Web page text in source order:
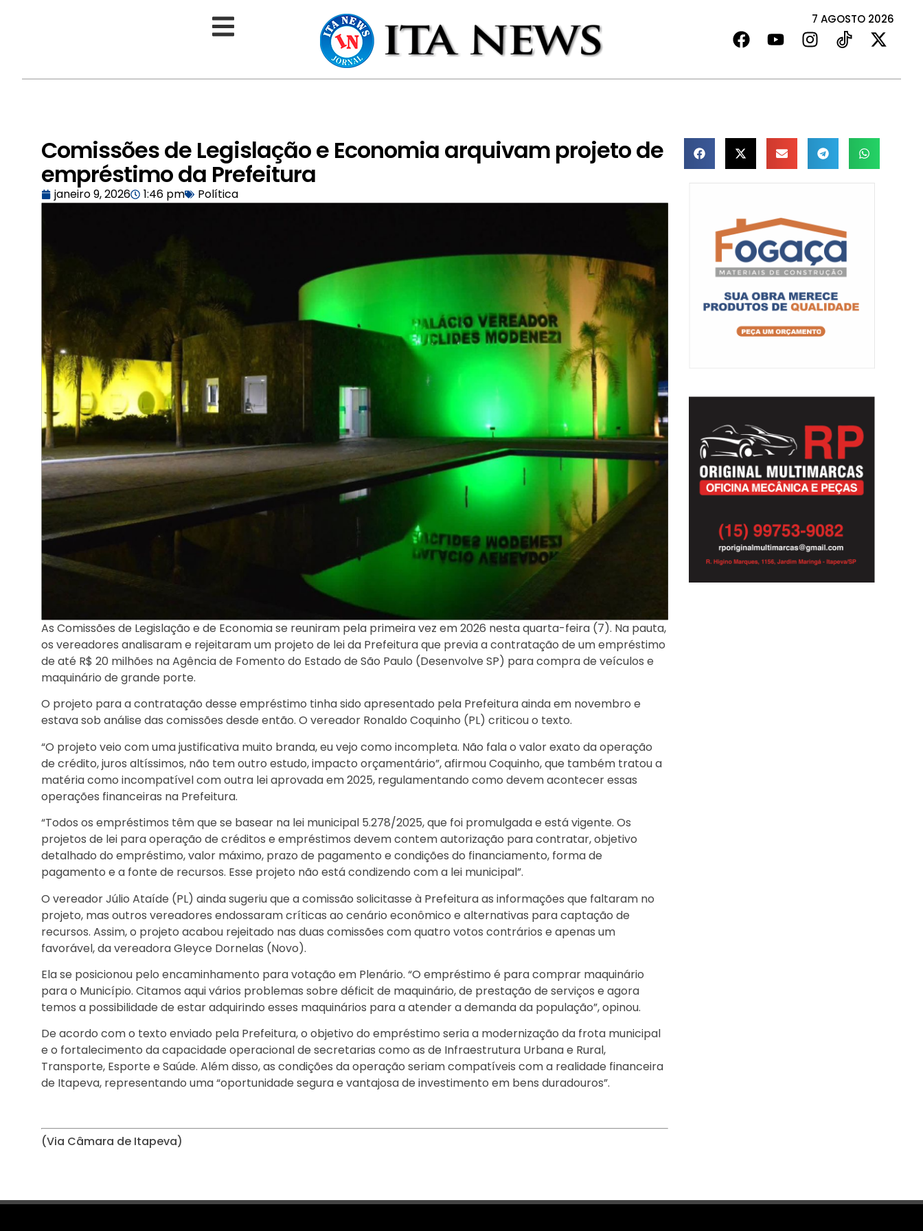
7 AGOSTO 2026
Comissões de Legislação e Economia arquivam projeto de
empréstimo da Prefeitura
janeiro 9, 2026 1:46 pm Política
As Comissões de Legislação e de Economia se reuniram pela primeira vez em 2026 nesta quarta-feira (7). Na pauta,
os vereadores analisaram e rejeitaram um projeto de lei da Prefeitura que previa a contratação de um empréstimo
de até R$ 20 milhões na Agência de Fomento do Estado de São Paulo (Desenvolve SP) para compra de veículos e
maquinário de grande porte.
O projeto para a contratação desse empréstimo tinha sido apresentado pela Prefeitura ainda em novembro e
estava sob análise das comissões desde então. O vereador Ronaldo Coquinho (PL) criticou o texto.
“O projeto veio com uma justificativa muito branda, eu vejo como incompleta. Não fala o valor exato da operação
de crédito, juros altíssimos, não tem outro estudo, impacto orçamentário”, afirmou Coquinho, que também tratou a
matéria como incompatível com outra lei aprovada em 2025, regulamentando como devem acontecer essas
operações financeiras na Prefeitura.
“Todos os empréstimos têm que se basear na lei municipal 5.278/2025, que foi promulgada e está vigente. Os
projetos de lei para operação de créditos e empréstimos devem contem autorização para contratar, objetivo
detalhado do empréstimo, valor máximo, prazo de pagamento e condições do financiamento, forma de
pagamento e a fonte de recursos. Esse projeto não está condizendo com a lei municipal”.
O vereador Júlio Ataíde (PL) ainda sugeriu que a comissão solicitasse à Prefeitura as informações que faltaram no
projeto, mas outros vereadores endossaram críticas ao cenário econômico e alternativas para captação de
recursos. Assim, o projeto acabou rejeitado nas duas comissões com quatro votos contrários e apenas um
favorável, da vereadora Gleyce Dornelas (Novo).
Ela se posicionou pelo encaminhamento para votação em Plenário. “O empréstimo é para comprar maquinário
para o Município. Citamos aqui vários problemas sobre déficit de maquinário, de prestação de serviços e agora
temos a possibilidade de estar adquirindo esses maquinários para a atender a demanda da população”, opinou.
De acordo com o texto enviado pela Prefeitura, o objetivo do empréstimo seria a modernização da frota municipal
e o fortalecimento da capacidade operacional de secretarias como as de Infraestrutura Urbana e Rural,
Transporte, Esporte e Saúde. Além disso, as condições da operação seriam compatíveis com a realidade financeira
de Itapeva, representando uma “oportunidade segura e vantajosa de investimento em bens duradouros”.
(Via Câmara de Itapeva)